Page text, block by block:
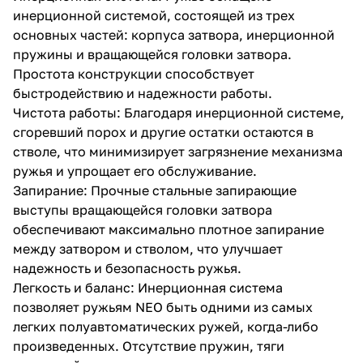
инерционной системой, состоящей из трех
основных частей: корпуса затвора, инерционной
пружины и вращающейся головки затвора.
Простота конструкции способствует
быстродействию и надежности работы.
Чистота работы: Благодаря инерционной системе,
сгоревший порох и другие остатки остаются в
стволе, что минимизирует загрязнение механизма
ружья и упрощает его обслуживание.
Запирание: Прочные стальные запирающие
выступы вращающейся головки затвора
обеспечивают максимально плотное запирание
между затвором и стволом, что улучшает
надежность и безопасность ружья.
Легкость и баланс: Инерционная система
позволяет ружьям NEO быть одними из самых
легких полуавтоматических ружей, когда-либо
произведенных. Отсутствие пружин, тяги